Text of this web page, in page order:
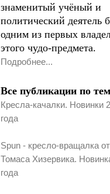
знаменитый учёный и
политический деятель
одним из первых
этого чудо-предмета.
Подробнее...
Все публикации по
Кресла-качалки. Новинки
года
Spun - кресло-вращалка от
Томаса Хизервика.
года